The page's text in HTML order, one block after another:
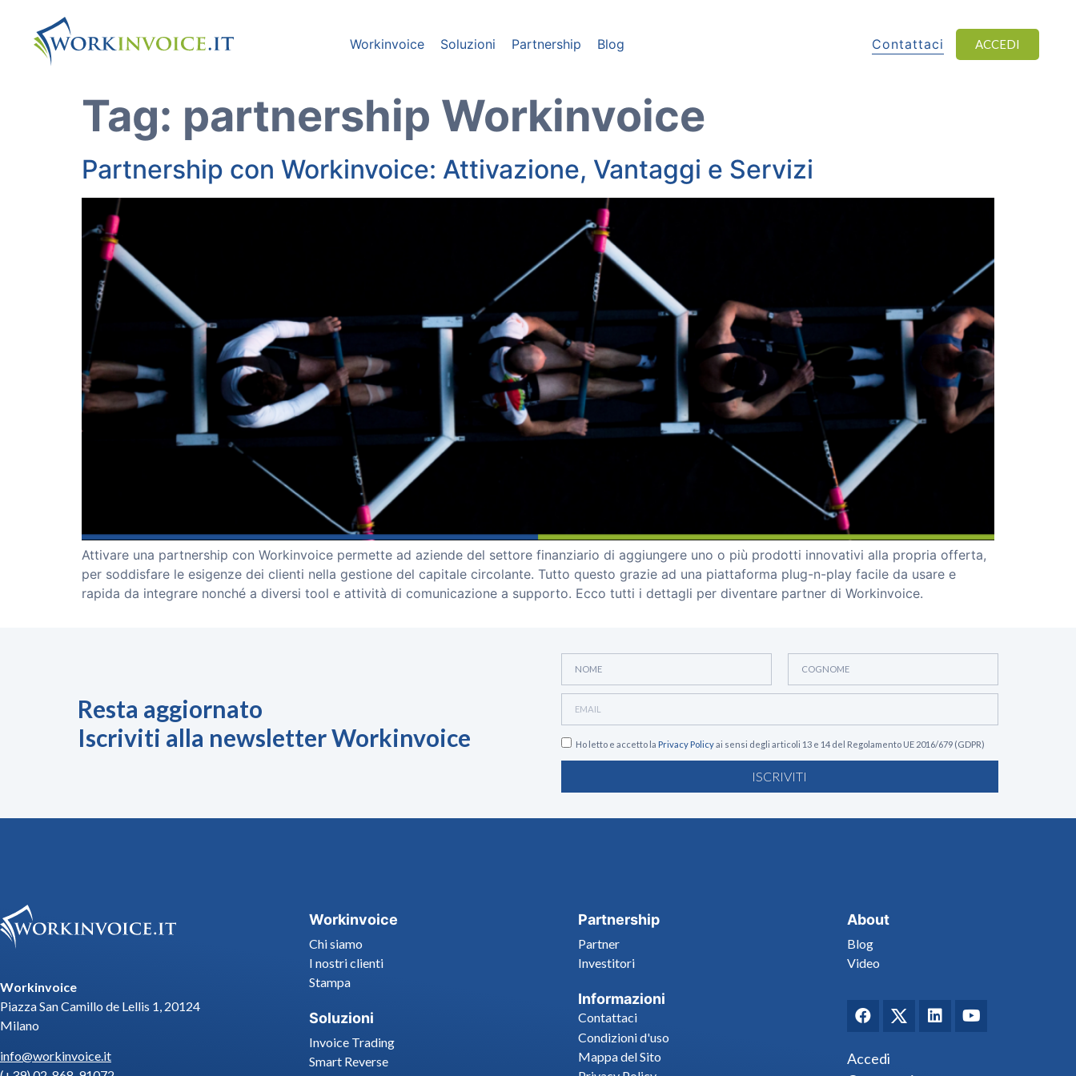
Workinvoice Soluzioni Partnership Blog Contattaci ACCEDI
Tag: partnership Workinvoice
Partnership con Workinvoice: Attivazione, Vantaggi e Servizi
Attivare una partnership con Workinvoice permette ad aziende del settore finanziario di aggiungere uno o più prodotti innovativi alla propria offerta,
per soddisfare le esigenze dei clienti nella gestione del capitale circolante. Tutto questo grazie ad una piattaforma plug-n-play facile da usare e
rapida da integrare nonché a diversi tool e attività di comunicazione a supporto. Ecco tutti i dettagli per diventare partner di Workinvoice.
Resta aggiornato
Iscriviti alla newsletter Workinvoice
Ho letto e accetto la Privacy Policyai sensi degli articoli 13 e 14 del Regolamento UE 2016/679 (GDPR)
ISCRIVITI
Workinvoice
Piazza San Camillo de Lellis 1, 20124
Milano
info@workinvoice.it
Workinvoice
Chi siamo
I nostri clienti
Stampa
Soluzioni
Invoice Trading
Smart Reverse
Partnership
Partner
Investitori
Informazioni
Contattaci
Condizioni d'uso
Mappa del Sito
About
Blog
Video
Accedi